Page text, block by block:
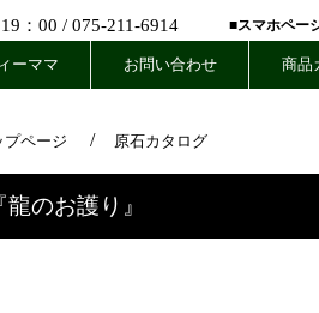
：00 / 075-211-6914 ■スマホペー
ーママ お問い合わせ 商品
ページ / 原石カタログ
のお護り』